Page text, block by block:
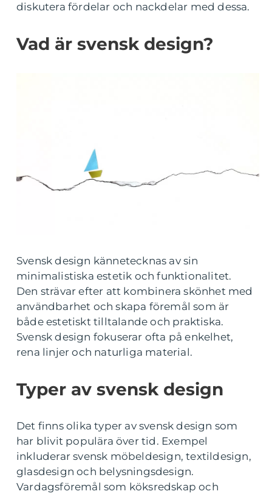
diskutera fördelar och nackdelar med dessa.
Vad är svensk design?
Svensk design kännetecknas av sin
minimalistiska estetik och funktionalitet.
Den strävar efter att kombinera skönhet med
användbarhet och skapa föremål som är
både estetiskt tilltalande och praktiska.
Svensk design fokuserar ofta på enkelhet,
rena linjer och naturliga material.
Typer av svensk design
Det finns olika typer av svensk design som
har blivit populära över tid. Exempel
inkluderar svensk möbeldesign, textildesign,
glasdesign och belysningsdesign.
Vardagsföremål som köksredskap och